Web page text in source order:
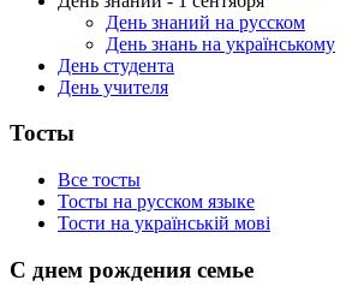
День знаний на русском
День знань на українському
День студента
День учителя
Тосты
Все тосты
Тосты на русском языке
Тости на українській мові
С днем рождения семье